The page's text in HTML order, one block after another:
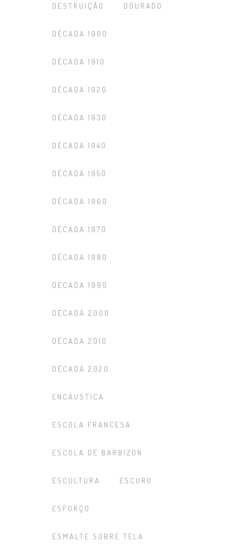
DESTRUIÇÃO DOURADO
DÉCADA 1900
DÉCADA 1910
DÉCADA 1920
DÉCADA 1930
DÉCADA 1940
DÉCADA 1950
DÉCADA 1960
DÉCADA 1970
DÉCADA 1980
DÉCADA 1990
DÉCADA 2000
DÉCADA 2010
DÉCADA 2020
ENCÁUSTICA
ESCOLA FRANCESA
ESCOLA DE BARBIZON
ESCULTURA ESCURO
ESFORÇO
ESMALTE SOBRE TELA